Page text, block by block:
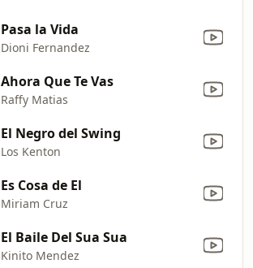
Pasa la Vida
Dioni Fernandez
Ahora Que Te Vas
Raffy Matias
El Negro del Swing
Los Kenton
Es Cosa de El
Miriam Cruz
El Baile Del Sua Sua
Kinito Mendez